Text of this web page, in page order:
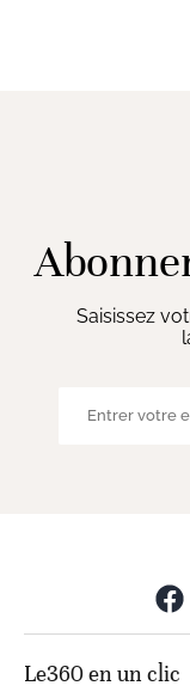
Saisissez
Le360 en un clic